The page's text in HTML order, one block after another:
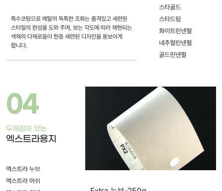
특수코팅으로 메탈의 독특한 조화는 품격있고 세련된
스타일의 완성을 도와 주며, 보는 각도에 따라 재현되는
색채의 다채로움이 한층 세련된 디자인을 돋보이게
합니다.
스타골드
스타드림
화이트린넨펄
네추럴린넨펄
골드린넨펄
04
두께감이 있는
엑스트라용지
엑스트라 누브
엑스트라 머쉬